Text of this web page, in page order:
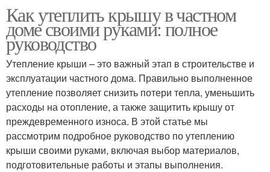
Как утеплить крышу в частном
доме своими руками: полное
руководство
Утепление крыши – это важный этап в строительстве и
эксплуатации частного дома. Правильно выполненное
утепление позволяет снизить потери тепла, уменьшить
расходы на отопление, а также защитить крышу от
преждевременного износа. В этой статье мы
рассмотрим подробное руководство по утеплению
крыши своими руками, включая выбор материалов,
подготовительные работы и этапы выполнения.